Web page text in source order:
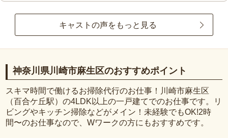
キャストの声をもっと見る
神奈川県川崎市麻生区のおすすめポイント
スキマ時間で働けるお掃除代行のお仕事！川崎市麻生区
（百合ケ丘駅）の4LDK以上の一戸建てでのお仕事です。リ
ビングやキッチン掃除などがメイン！未経験でもOK!2時
間〜のお仕事なので、Wワークの方にもおすすめです。